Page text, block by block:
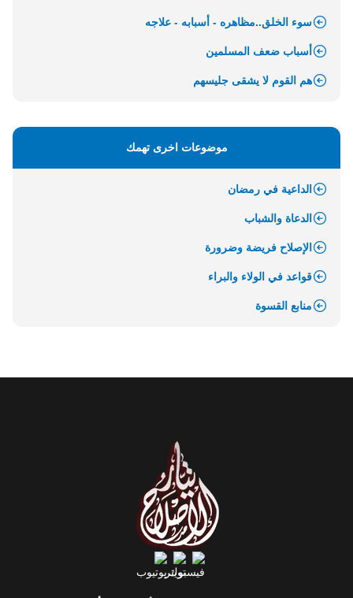
سوء الخلق..مظاهره - أسبابه - علاجه
أسباب ضعف المسلمين
هم القوم لا يشقى جليسهم
موضوعات اخرى تهمك
الداعية في رمضان
الدعاة والشباب
الإصلاح فريضة وضرورة
قواعد في الولاء والبراء
منابع القسوة